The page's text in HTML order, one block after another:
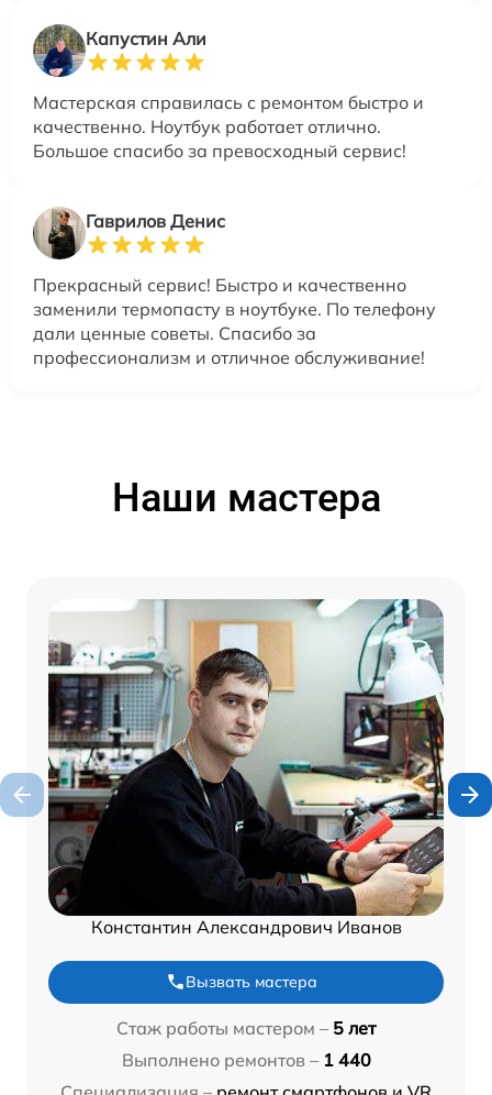
Капустин Али
Мастерская справилась с ремонтом быстро и
качественно. Ноутбук работает отлично.
Большое спасибо за превосходный сервис!
Гаврилов Денис
Прекрасный сервис! Быстро и качественно
заменили термопасту в ноутбуке. По телефону
дали ценные советы. Спасибо за
профессионализм и отличное обслуживание!
Наши мастера
Константин Александрович Иванов
Вызвать мастера
Стаж работы мастером – 5 лет
Выполнено ремонтов – 1 440